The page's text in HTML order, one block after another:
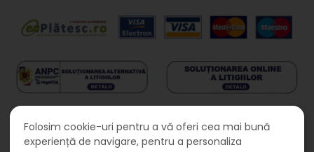
Folosim cookie-uri pentru a vă oferi cea mai bună
experiență de navigare, pentru a personaliza